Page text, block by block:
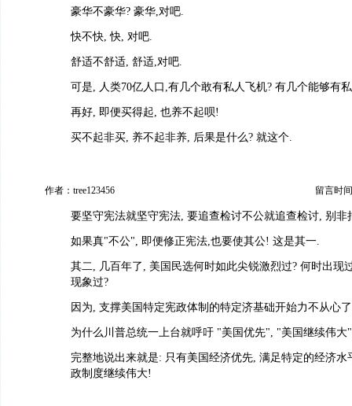
豪华不豪华? 豪华,对吧.
快不快, 快, 对吧.
舒适不舒适, 舒适,对吧.
可是, 人类70亿人口,有几个敢有私人飞机? 有几个能够有
再好, 即便买得起, 也养不起呗!
买不起非买, 养不起非养, 后果是什么? 就这个.
作者：tree123456 留言时
要坚守宪法就坚守宪法, 要追查检讨不公就追查检讨, 别非
如果真"不公", 即便修正宪法,也要使其公! 这是其一.
其二, 几百年了, 美国民选何时如此尖锐激烈过? 何时出现
现象过?
因为, 支撑美国特定宪政体制的特定济基础开始力不从心
为什么川普总统一上台就呼吁 "美国优先", "美国继续伟大
完整地说出来就是: 只有美国经济优先, 满足特定的经济水
政制度继续伟大!